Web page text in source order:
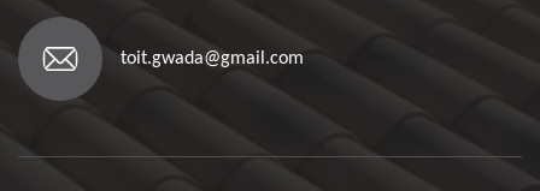
toit.gwada@gmail.com